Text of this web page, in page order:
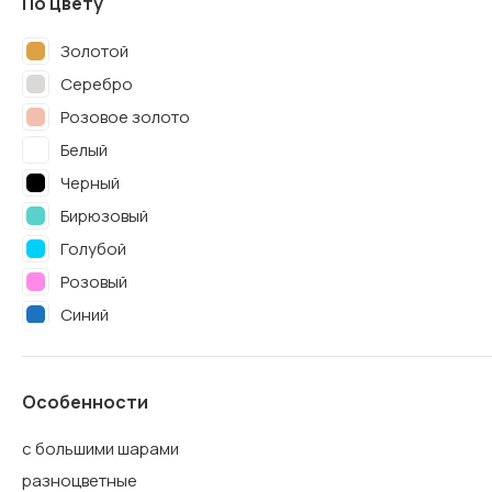
Золотой
Серебро
Розовое золото
Белый
Черный
Бирюзовый
Голубой
Розовый
Синий
Фиолетовый
Фуше
Желтый
Особенности
с большими шарами
разноцветные